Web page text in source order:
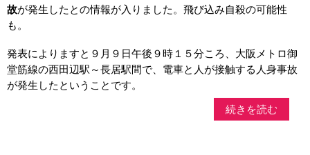
故が発生したとの情報が入りました。飛び込み自殺の可能性
も。
発表によりますと９月９日午後９時１５分ころ、大阪メトロ御
堂筋線の西田辺駅～長居駅間で、電車と人が接触する人身事故
が発生したということです。
続きを読む